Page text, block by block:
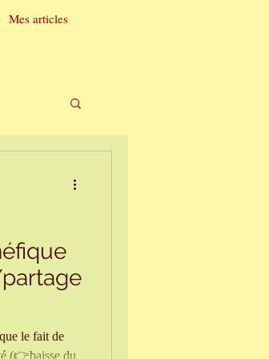
Mes articles
le fait de
(👉baisse du